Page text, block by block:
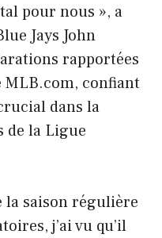
pour nous », a
Jays John
rapportées
MLB.com, confiant
dans la
de la Ligue
la saison régulière
j’ai vu qu’il